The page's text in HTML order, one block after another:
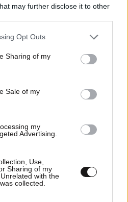
may further disclose it to other
app uses one or more Google
behaviour. You may click to
and its third-party tags to
purposes in below Google
Opt Outs
Sharing of my
Sale of my
my
Advertising.
Use,
Sharing of my
with the
collected.
τη Γάζα